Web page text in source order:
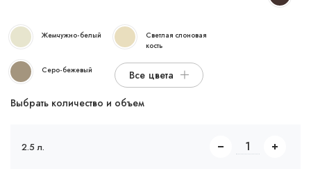
Жемчужно-белый
Светлая слоновая
кость
Серо-бежевый
Все цвета
Выбрать количество и объем
2.5 л.